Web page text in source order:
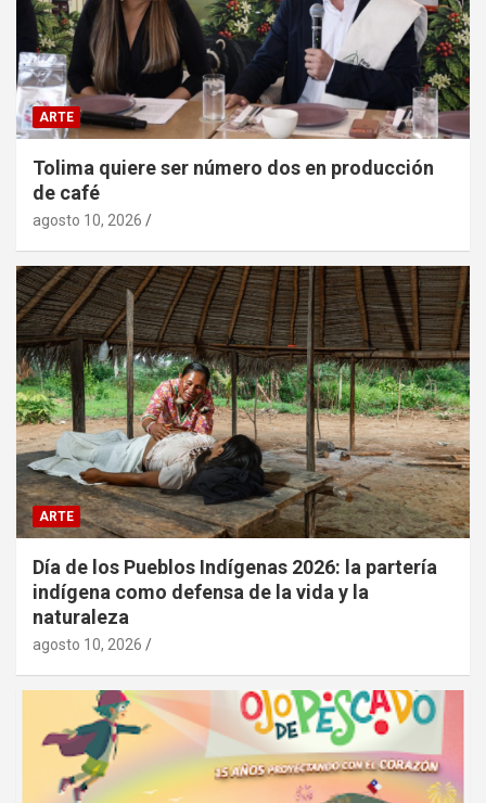
ARTE
Tolima quiere ser número dos en producción
de café
agosto 10, 2026
ARTE
Día de los Pueblos Indígenas 2026: la partería
indígena como defensa de la vida y la
naturaleza
agosto 10, 2026